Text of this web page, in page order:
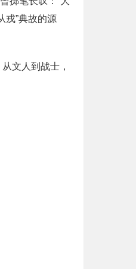
戎”典故的源
文人到战士，